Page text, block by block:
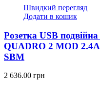
Швидкий перегляд
Додати в кошик
Розетка USB
QUADRO 2 MOD
SBM
2 636.00 грн